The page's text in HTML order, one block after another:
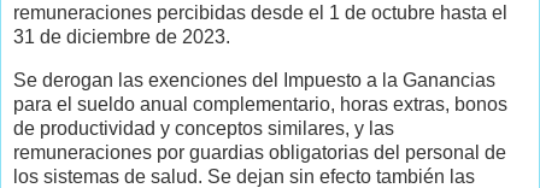
remuneraciones percibidas desde el 1 de octubre hasta el
31 de diciembre de 2023.
Se derogan las exenciones del Impuesto a la Ganancias
para el sueldo anual complementario, horas extras, bonos
de productividad y conceptos similares, y las
remuneraciones por guardias obligatorias del personal de
los sistemas de salud. Se dejan sin efecto también las